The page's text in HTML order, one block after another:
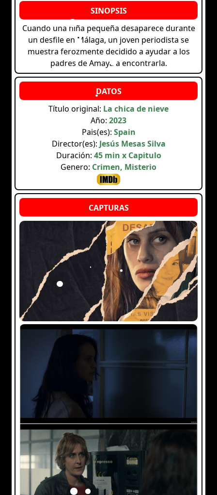
Cuando una niña pequeña desaparece durante
un desfile en Málaga, un joven periodista se
muestra ferozmente decidido a ayudar a los
padres de Amaya a encontrarla.
Título original: La chica de nieve
Año: 2023
Pais(es): Spain
Director(es): Jesús Mesas Silva
Duración: 45 min x Capitulo
Genero: Crimen, Misterio